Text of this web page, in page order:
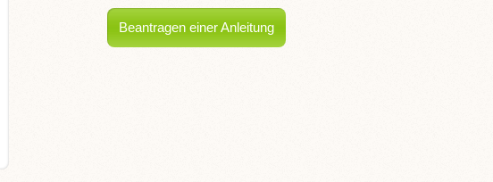
Beantragen einer Anleitung